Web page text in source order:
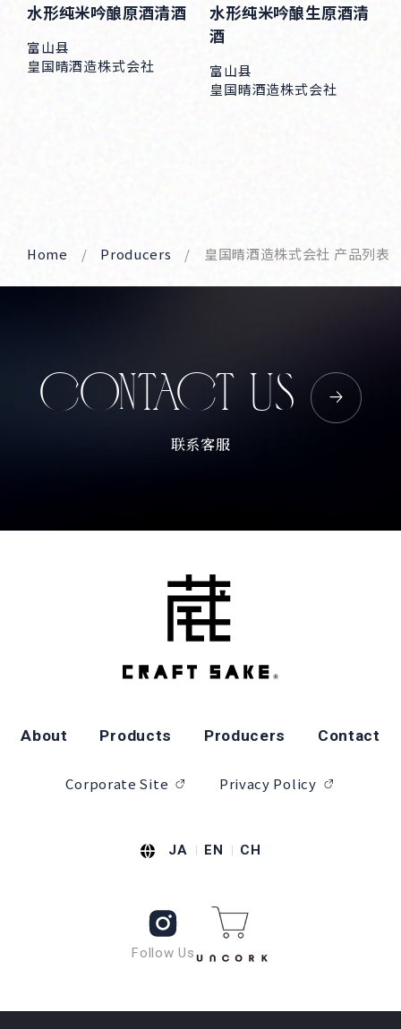
水形纯米吟酿原酒清酒
富山县
皇国晴酒造株式会社
水形纯米吟酿生原酒清
酒
富山县
皇国晴酒造株式会社
Home Producers 皇国晴酒造株式会社 产品列表
CONTACT US
联系客服
About Products Producers Contact
Corporate Site Privacy Policy
Follow Us
JA EN CH